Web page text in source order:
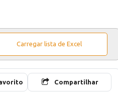
Carregar lista de Excel
Compartilhar